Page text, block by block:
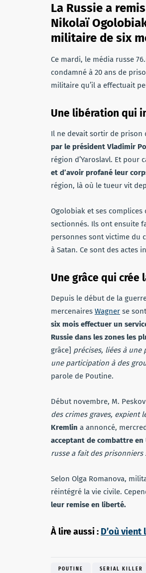
La Russie a
Nikolaï
militaire de six
Ce mardi, le média russe
condamné à 20 ans de
militaire qu’il a effectuait
Une libération qui
Il ne devait sortir de prison
par le président Vladimir
région d’Yaroslavl. Et pour
et d’avoir profané leur
région, là où le tueur vit
Ogolobiak et ses
sectionnés. Ils ont ensuite
personnes sont victime du
à Satan. Ce sont des actes
Une grâce qui crée
Depuis le début de la
mercenaires Wagner se
six mois effectuer un
Russie dans les zones les
grâce] précises, liées à une
une participation à des
parole de Poutine.
Début novembre, M.
des crimes graves, expient
Kremlin a annoncé,
acceptant de combattre en
russe a fait des
Selon Olga Romanova,
réintégré la vie civile.
leur remise en liberté.
À lire aussi : D’où vient
POUTINE SERIAL KILLER